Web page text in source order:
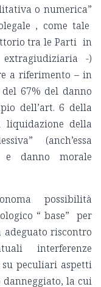
o numerica”
, come tale
tra le Parti in
-)
a riferimento – in
67% del danno
dell’art. 6 della
liquidazione della
(anch’essa
danno morale
possibilità
“ base” per
riscontro
interferenze
peculiari aspetti
la cui